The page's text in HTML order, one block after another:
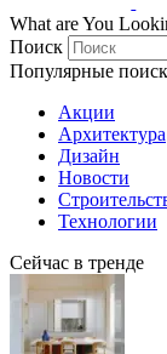
What are You
Поиск
Популярные
Акции
Архитектура
Дизайн
Новости
Технологии
Сейчас в тренде